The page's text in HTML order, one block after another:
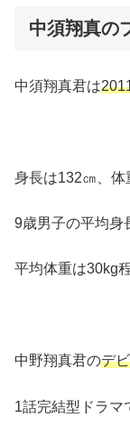
中須翔真の
中須翔真君は
身長は132㎝、体
9歳男子の平均身
平均体重は30kg
中野翔真君のデ
1話完結型ドラマ